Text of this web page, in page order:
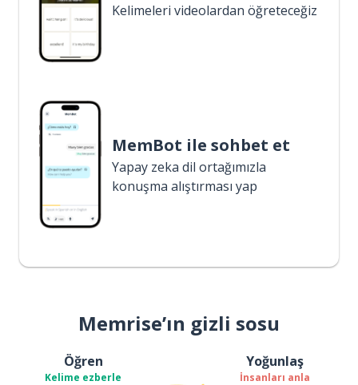
Kelimeleri videolardan öğreteceğiz
MemBot ile sohbet et
Yapay zeka dil ortağımızla
konuşma alıştırması yap
Memrise’ın gizli sosu
Öğren
Kelime ezberle
Yoğunlaş
İnsanları anla